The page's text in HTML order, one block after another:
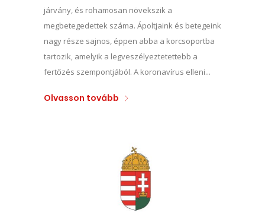
járvány, és rohamosan növekszik a
megbetegedettek száma. Ápoltjaink és betegeink
nagy része sajnos, éppen abba a korcsoportba
tartozik, amelyik a legveszélyeztetettebb a
fertőzés szempontjából. A koronavírus elleni...
Olvasson tovább